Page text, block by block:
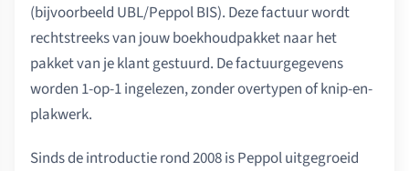
(bijvoorbeeld UBL/Peppol BIS). Deze factuur wordt
rechtstreeks van jouw boekhoudpakket naar het
pakket van je klant gestuurd. De factuurgegevens
worden 1-op-1 ingelezen, zonder overtypen of knip-en-
plakwerk.
Sinds de introductie rond 2008 is Peppol uitgegroeid